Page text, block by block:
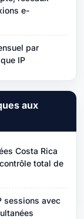
e-
par
IP
aux
Costa Rica
total de
sessions avec